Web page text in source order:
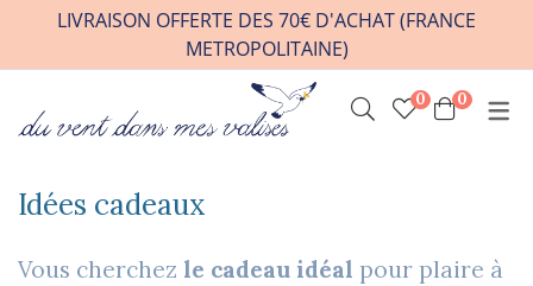
INFOS PRATIQUES
HORAIRES / RDV
CONTACT
LIVRAISON OFFERTE DES 70€ D'ACHAT (FRANCE
METROPOLITAINE)
0 0
Idées cadeaux
Vous cherchez le cadeau idéal pour plaire à